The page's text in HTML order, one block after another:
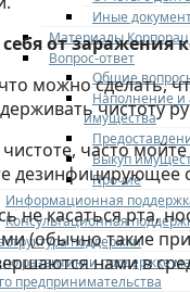
Иные
Материалы
Вопрос-ответ
Общие
Наполнение и
имущества
Выкуп
Прочие
Информационная
Консультационная
поддержки
по развитию и поддержке
предпринимательства
от заражения
можно сделать,
чистоту
часто
дезинфицирующее
не касаться рта,
(обычно такие
нами в